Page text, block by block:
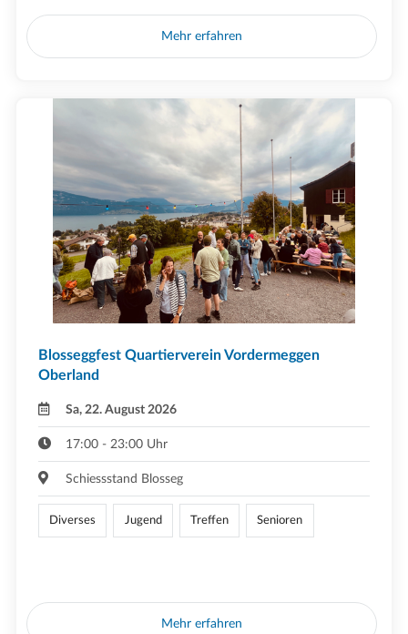
Mehr erfahren
Blosseggfest Quartierverein Vordermeggen
Oberland
Sa, 22. August 2026
17:00 - 23:00 Uhr
Schiessstand Blosseg
Diverses Jugend Treffen Senioren
Mehr erfahren